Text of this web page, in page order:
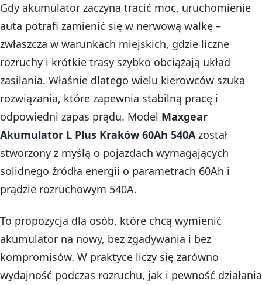
Gdy akumulator zaczyna tracić moc, uruchomienie
auta potrafi zamienić się w nerwową walkę –
zwłaszcza w warunkach miejskich, gdzie liczne
rozruchy i krótkie trasy szybko obciążają układ
zasilania. Właśnie dlatego wielu kierowców szuka
rozwiązania, które zapewnia stabilną pracę i
odpowiedni zapas prądu. Model Maxgear
Akumulator L Plus Kraków 60Ah 540Azostał
stworzony z myślą o pojazdach wymagających
solidnego źródła energii o parametrach 60Ah i
prądzie rozruchowym 540A.
To propozycja dla osób, które chcą wymienić
akumulator na nowy, bez zgadywania i bez
kompromisów. W praktyce liczy się zarówno
wydajność podczas rozruchu, jak i pewność działania